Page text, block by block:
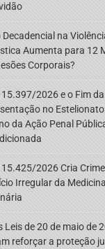
Decadencial na
Aumenta para 12
Corporais?
15.397/2026 e o Fim da
no
da Ação Penal
15.425/2026 Cria
Irregular da Medicina
Leis de 20 de maio de
reforçar a proteção